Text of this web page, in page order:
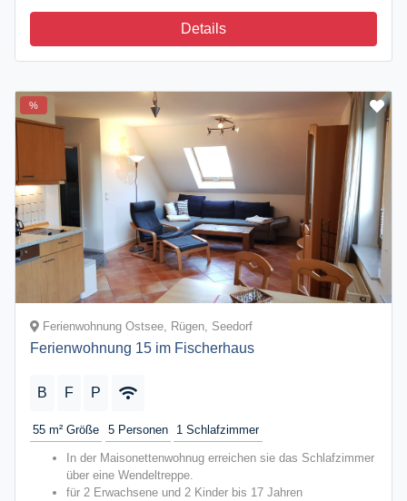
Details
%
Ferienwohnung Ostsee, Rügen, Seedorf
Ferienwohnung 15 im Fischerhaus
B F P
55 m² Größe 5 Personen 1 Schlafzimmer
In der Maisonettenwohnug erreichen sie das Schlafzimmer
über eine Wendeltreppe.
für 2 Erwachsene und 2 Kinder bis 17 Jahren